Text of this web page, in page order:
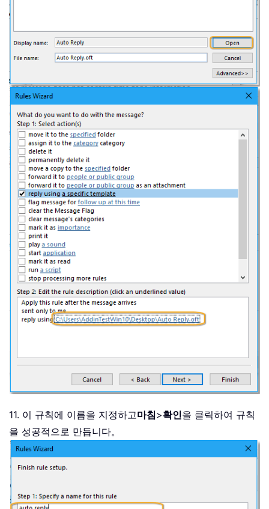
11. 이 규칙에 이름을 지정하고마침>확인을 클릭하여 규칙
을 성공적으로 만듭니다。